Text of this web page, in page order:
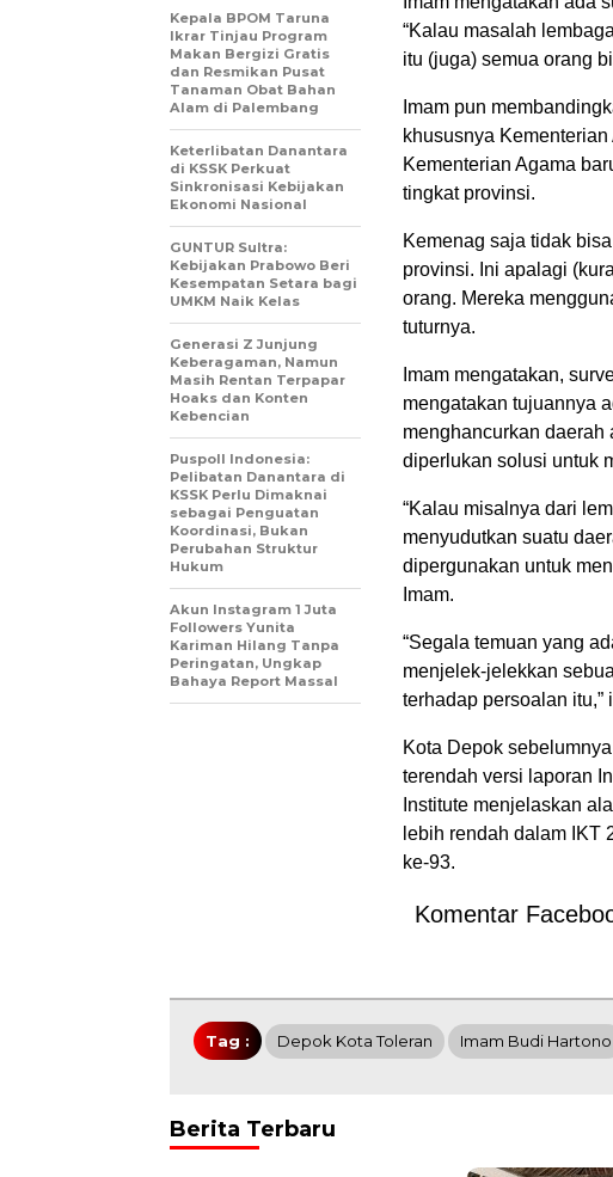
“Kalau masalah
itu (juga) semua orang
Imam pun
khususnya
Kementerian Agama
tingkat provinsi.
Kemenag saja tidak
provinsi. Ini apalagi
orang. Mereka
tuturnya.
Imam mengatakan,
mengatakan tujuannya
menghancurkan daerah
diperlukan solusi untuk
“Kalau misalnya dari
menyudutkan suatu
dipergunakan untuk
Imam.
“Segala temuan yang
menjelek-jelekkan
terhadap persoalan itu,”
Kota Depok
terendah versi laporan
Institute menjelaskan
lebih rendah dalam IKT
ke-93.
Komentar
Kepala BPOM Taruna
Ikrar Tinjau Program
Makan Bergizi Gratis
dan Resmikan Pusat
Tanaman Obat Bahan
Alam di Palembang
Keterlibatan Danantara
di KSSK Perkuat
Sinkronisasi Kebijakan
Ekonomi Nasional
GUNTUR Sultra:
Kebijakan Prabowo Beri
Kesempatan Setara bagi
UMKM Naik Kelas
Generasi Z Junjung
Keberagaman, Namun
Masih Rentan Terpapar
Hoaks dan Konten
Kebencian
Puspoll Indonesia:
Pelibatan Danantara di
KSSK Perlu Dimaknai
sebagai Penguatan
Koordinasi, Bukan
Perubahan Struktur
Hukum
Akun Instagram 1 Juta
Followers Yunita
Kariman Hilang Tanpa
Peringatan, Ungkap
Bahaya Report Massal
Tag : Depok Kota Toleran Imam Budi Hartono
Berita Terbaru